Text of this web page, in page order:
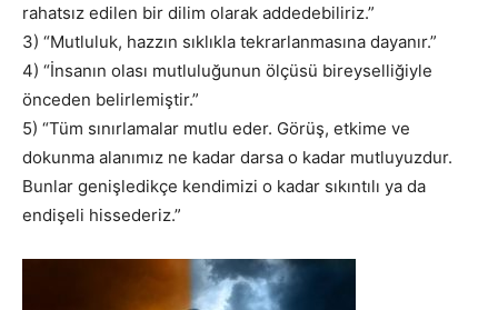
rahatsız edilen bir dilim olarak addedebiliriz.”
3) “Mutluluk, hazzın sıklıkla tekrarlanmasına dayanır.”
4) “İnsanın olası mutluluğunun ölçüsü bireyselliğiyle
önceden belirlemiştir.”
5) “Tüm sınırlamalar mutlu eder. Görüş, etkime ve
dokunma alanımız ne kadar darsa o kadar mutluyuzdur.
Bunlar genişledikçe kendimizi o kadar sıkıntılı ya da
endişeli hissederiz.”